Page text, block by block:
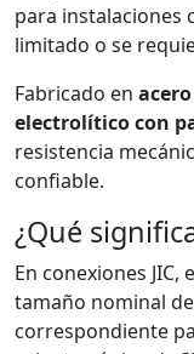
para instalaciones
limitado o se
Fabricado en
electrolítico con
resistencia
confiable.
¿Qué
En conexiones JIC,
tamaño nominal
correspondiente